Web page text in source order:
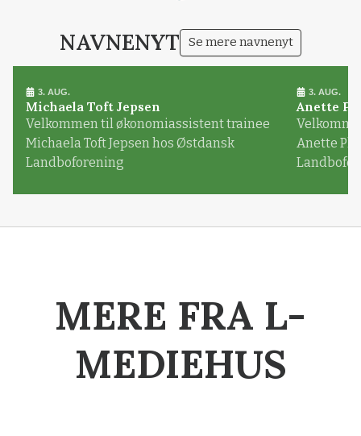
NAVNENYT Se mere navnenyt
3. AUG.
Michaela Toft Jepsen
Velkommen til økonomiassistent trainee
Michaela Toft Jepsen hos Østdansk
Landboforening
3. AUG.
Anette
Anette
MERE FRA L-
MEDIEHUS